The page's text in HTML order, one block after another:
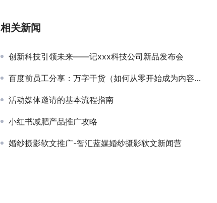
相关新闻
创新科技引领未来——记xxx科技公司新品发布会
百度前员工分享：万字干货（如何从零开始成为内容运营）
活动媒体邀请的基本流程指南
小红书减肥产品推广攻略
婚纱摄影软文推广-智汇蓝媒婚纱摄影软文新闻营